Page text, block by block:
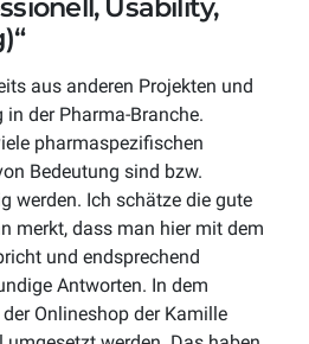
Usability,
aus anderen Projekten und
der Pharma-Branche.
pharmaspezifischen
Bedeutung sind bzw.
werden. Ich schätze die gute
merkt, dass man hier mit dem
und endsprechend
Antworten. In dem
Onlineshop der Kamille